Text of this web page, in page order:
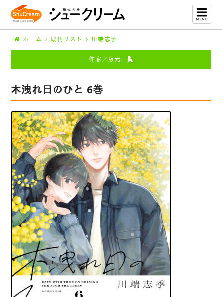
ホーム 既刊リスト 川端志季
作家／版元一覧
木洩れ日のひと 6巻